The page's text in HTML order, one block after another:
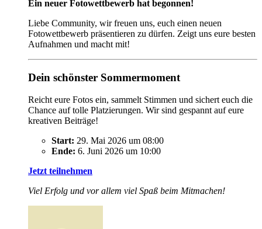
Ein neuer Fotowettbewerb hat begonnen!
Liebe Community, wir freuen uns, euch einen neuen
Fotowettbewerb präsentieren zu dürfen. Zeigt uns eure besten
Aufnahmen und macht mit!
Dein schönster Sommermoment
Reicht eure Fotos ein, sammelt Stimmen und sichert euch die
Chance auf tolle Platzierungen. Wir sind gespannt auf eure
kreativen Beiträge!
Start: 29. Mai 2026 um 08:00
Ende: 6. Juni 2026 um 10:00
Jetzt teilnehmen
Viel Erfolg und vor allem viel Spaß beim Mitmachen!